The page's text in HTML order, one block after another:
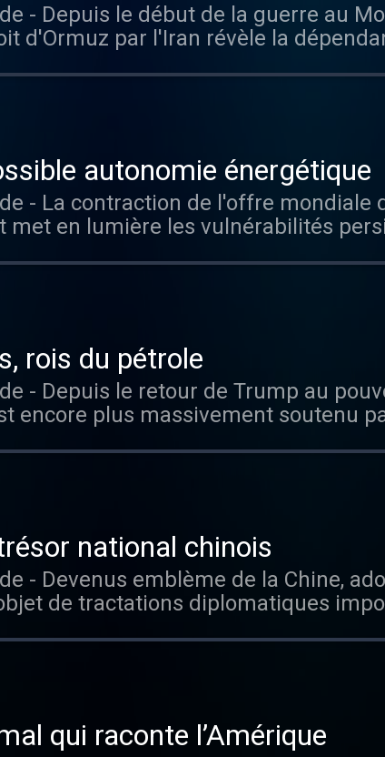
d'Ormuz par l'Iran révèle la
Face à la crise, les
tensions sociales augmente. Vous aimez ce
autonomie énergétique
met en lumière les vulnérabilités
de fournisseurs extérieurs
écouter tous les
rois du pétrole
encore plus massivement soutenu
un instrument de domination,
du marché mondial. Vous aimez ce
national chinois
de tractations diplomatiques
qui raconte l’Amérique